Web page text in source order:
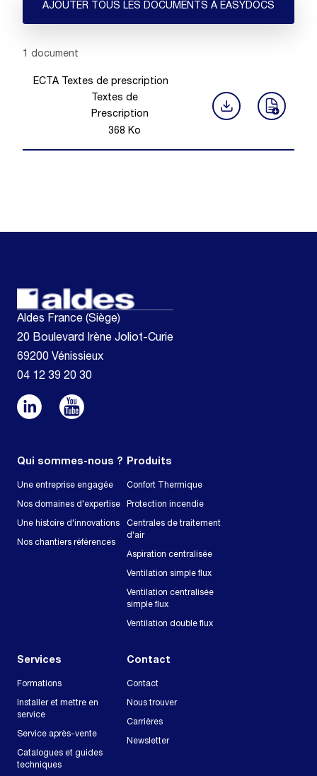
AJOUTER TOUS LES DOCUMENTS À EASYDOCS
Showing 1 -
1 document
ECTA Textes de prescription
Textes de
Prescription
368 Ko
Aldes France (Siège)
20 Boulevard Irène Joliot-Curie
69200 Vénissieux
04 12 39 20 30
Qui sommes-nous ?
Une entreprise engagée
Nos domaines d'expertise
Une histoire d'innovations
Nos chantiers références
Produits
Confort Thermique
Protection incendie
Centrales de traitement
d'air
Aspiration centralisée
Ventilation simple flux
Ventilation centralisée
simple flux
Ventilation double flux
Services
Formations
Installer et mettre en
service
Service après-vente
Catalogues et guides
techniques
Contact
Contact
Nous trouver
Carrières
Newsletter